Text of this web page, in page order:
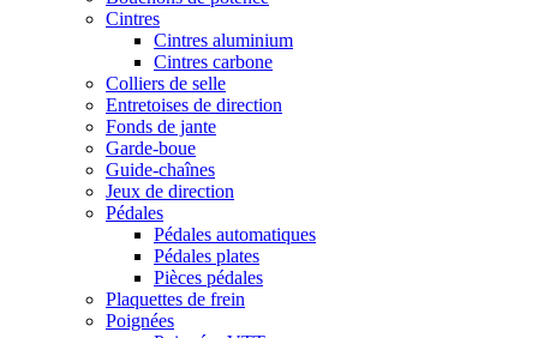
Cintres
Cintres aluminium
Cintres carbone
Colliers de selle
Entretoises de direction
Fonds de jante
Garde-boue
Guide-chaînes
Jeux de direction
Pédales
Pédales automatiques
Pédales plates
Pièces pédales
Plaquettes de frein
Poignées